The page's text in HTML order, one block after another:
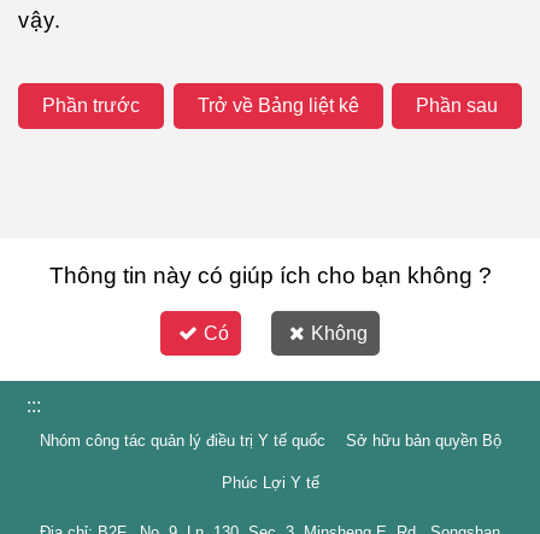
vậy.
Phần trước Trở về Bảng liệt kê Phần sau
Thông tin này có giúp ích cho bạn không ?
Có Không
:::
Nhóm công tác quản lý điều trị Y tế quốc Sở hữu bản quyền Bộ
Phúc Lợi Y tế